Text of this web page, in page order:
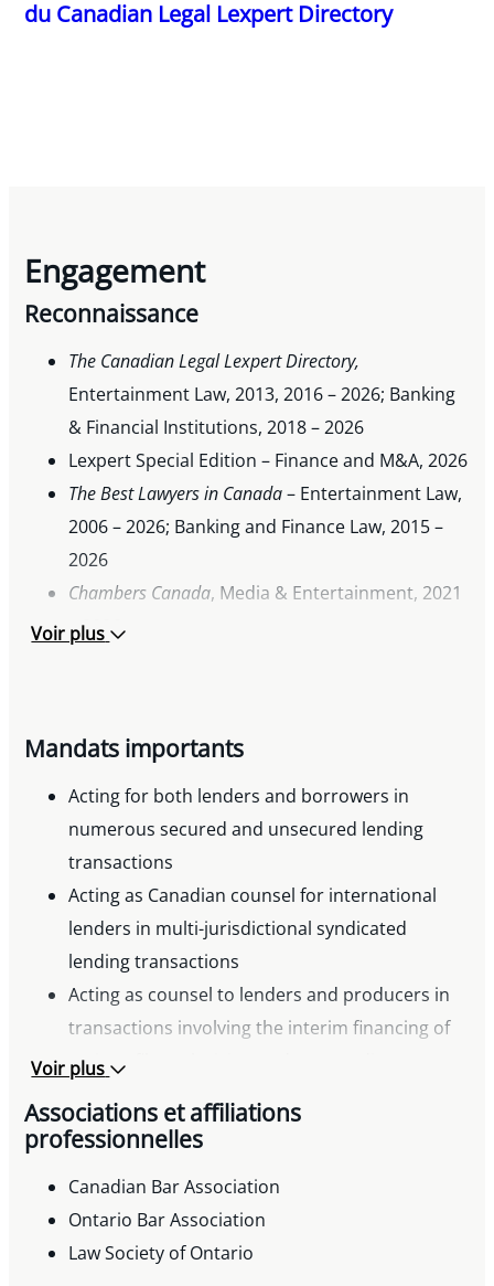
du Canadian Legal Lexpert Directory
Engagement
Reconnaissance
The Canadian Legal LexpertDirectory,
Entertainment Law, 2013, 2016 – 2026; Banking
& Financial Institutions, 2018 – 2026
Lexpert Special Edition – Finance and M&A, 2026
The Best Lawyers in Canada– Entertainment Law,
2006 – 2026; Banking and Finance Law, 2015 –
2026
Chambers Canada, Media & Entertainment, 2021
– 2026
Leader – Canada; Sports & Entertainment, 2020,
2022
Lawyer of the Year, The Best Lawyers in Canada
Entertainment Law, 2016
Voir plus
Mandats importants
Acting for both lenders and borrowers in
numerous secured and unsecured lending
transactions
Acting as Canadian counsel for international
lenders in multi-jurisdictional syndicated
lending transactions
Acting as counsel to lenders and producers in
transactions involving the interim financing of
various film, television and new media
Acting for lenders, debtors and receivers in
outs, realizations and receiverships
Voir plus
Associations et affiliations
professionnelles
Canadian Bar Association
Ontario Bar Association
Law Society of Ontario